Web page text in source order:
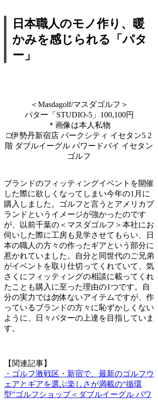
日本職人のモノ作り、暖
かみを感じられる「パタ
ー」
＜Masdagolf/マスダゴルフ＞
パター「STUDIO-5」100,100円
＊画像は本人私物
□伊勢丹新宿店 パークシティ イセタン5 2
階 ダブルイーグル パワードバイ イセタン
ゴルフ
ブランドのフィッティングイベントを開催
した際に欲しくなってしまい今年の1月に
購入しました。ゴルフと言うとアメリカブ
ランドというイメージが強かったのです
が、以前千葉の＜マスダゴルフ＞本社にお
伺いした際に工房も見学させてもらい、日
本の職人の方々の作ったギアという部分に
惹かれていました。自分と同世代のご兄弟
がイベントを取り仕切ってくれていて、気
さくにフィッティングの相談に載ってくれ
たことも購入に至った理由の1つです。自
分の実力では勿体ないアイテムですが、作
っているブランドの方々に恥ずかしくない
ように、日々パターの上達を目指していま
す。
【関連記事】
・ゴルフ激戦区・新宿で、最新のゴルフウ
ェアとギアを選ぶ楽しさが満載の“循環
型”ゴルフショップ＜ダブルイーグル パワ